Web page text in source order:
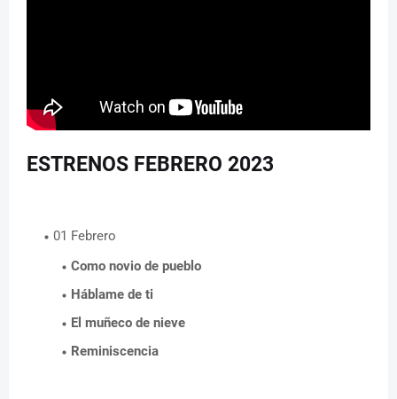
ESTRENOS FEBRERO 2023
01 Febrero
Como novio de pueblo
Háblame de ti
El muñeco de nieve
Reminiscencia